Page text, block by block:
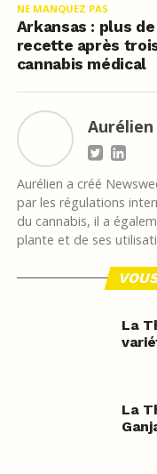
NE MANQUEZ PAS
Arkansas : plus
recette après
cannabis médical
Aurélien
Aurélien a créé
par les régulations
du cannabis, il a
plante et de ses
La
La